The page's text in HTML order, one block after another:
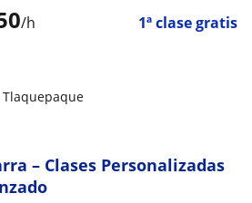
/h 1ª clase gratis
Tlaquepaque
– Clases Personalizadas